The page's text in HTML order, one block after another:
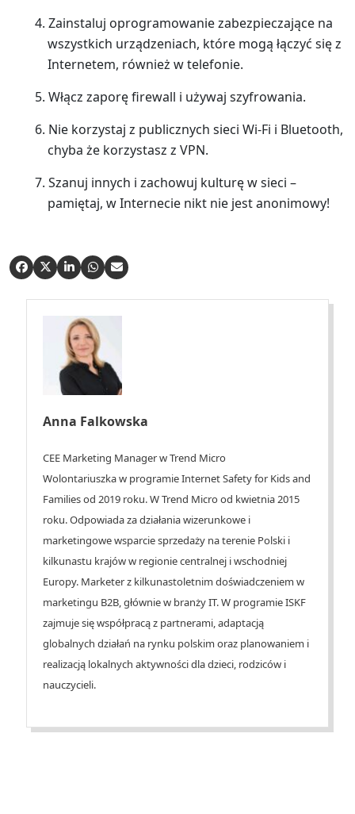
Zainstaluj oprogramowanie zabezpieczające na
wszystkich urządzeniach, które mogą łączyć się z
Internetem, również w telefonie.
Włącz zaporę firewall i używaj szyfrowania.
Nie korzystaj z publicznych sieci Wi-Fi i Bluetooth,
chyba że korzystasz z VPN.
Szanuj innych i zachowuj kulturę w sieci –
pamiętaj, w Internecie nikt nie jest anonimowy!
Anna Falkowska
CEE Marketing Manager w Trend Micro
Wolontariuszka w programie Internet Safety for Kids and
Families od 2019 roku. W Trend Micro od kwietnia 2015
roku. Odpowiada za działania wizerunkowe i
marketingowe wsparcie sprzedaży na terenie Polski i
kilkunastu krajów w regionie centralnej i wschodniej
Europy. Marketer z kilkunastoletnim doświadczeniem w
marketingu B2B, głównie w branży IT. W programie ISKF
zajmuje się współpracą z partnerami, adaptacją
globalnych działań na rynku polskim oraz planowaniem i
realizacją lokalnych aktywności dla dzieci, rodziców i
nauczycieli.